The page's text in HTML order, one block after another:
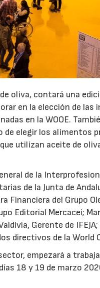
oliva, contará una
en la elección de las
en la WOOE.
elegir los alimentos
utilizan aceite de
de la
de la Junta de
Financiera del Grupo
Editorial Mercacei;
Gerente de
directivos de la World
empezará a
18 y 19 de marzo